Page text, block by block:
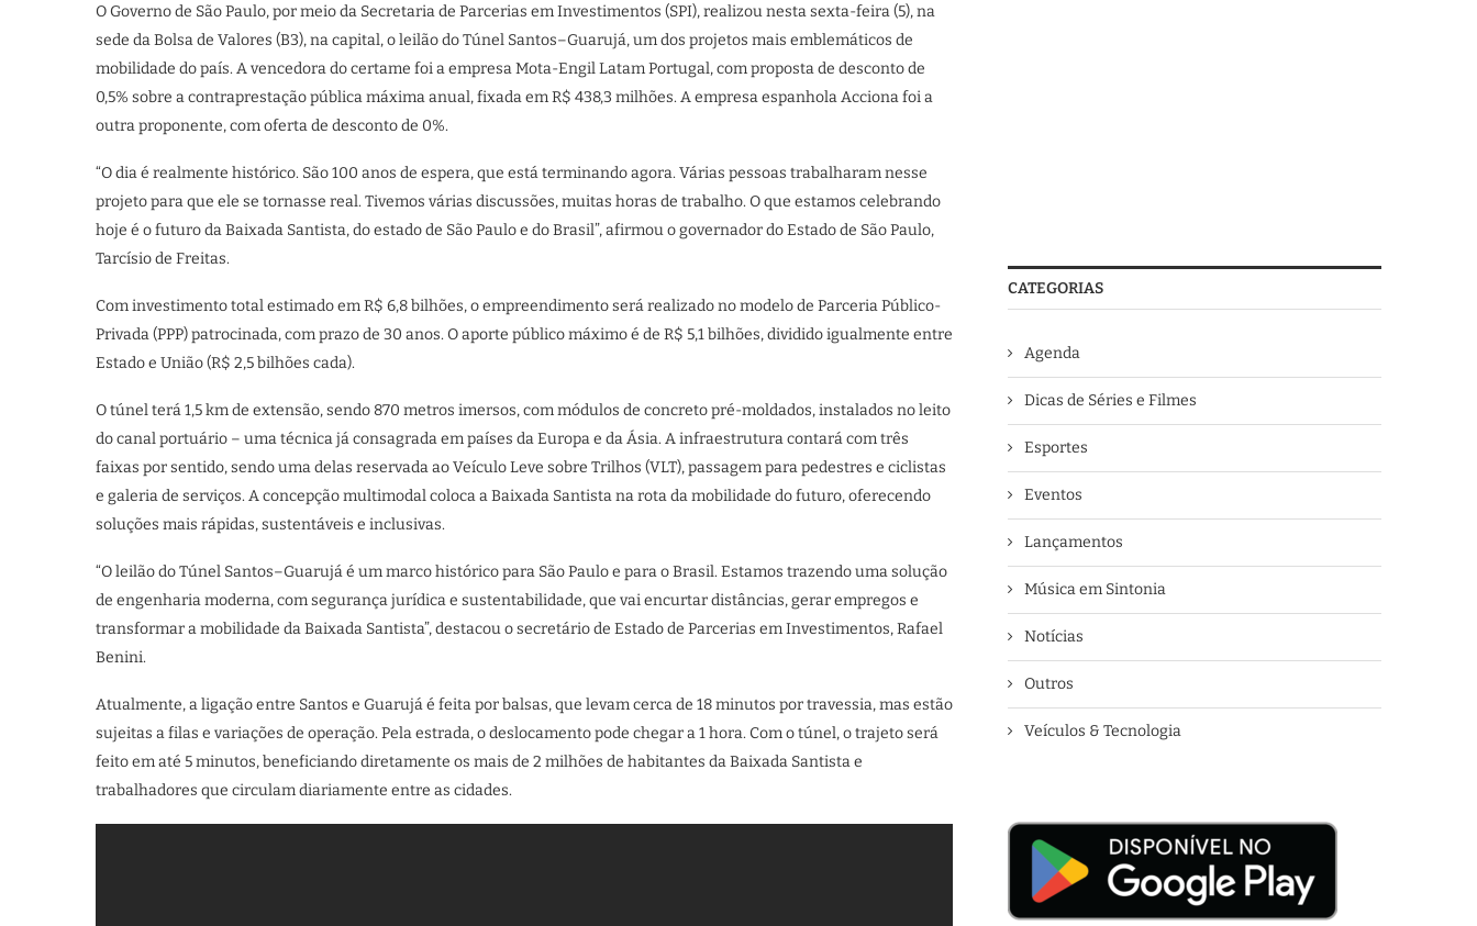
O Governo de São Paulo, por meio da Secretaria de Parcerias em Investimentos (SPI), realizou nesta sexta-feira (5), na
sede da Bolsa de Valores (B3), na capital, o leilão do Túnel Santos–Guarujá, um dos projetos mais emblemáticos de
mobilidade do país. A vencedora do certame foi a empresa Mota-Engil Latam Portugal, com proposta de desconto de
0,5% sobre a contraprestação pública máxima anual, fixada em R$ 438,3 milhões. A empresa espanhola Acciona foi a
outra proponente, com oferta de desconto de 0%.
“O dia é realmente histórico. São 100 anos de espera, que está terminando agora. Várias pessoas trabalharam nesse
projeto para que ele se tornasse real. Tivemos várias discussões, muitas horas de trabalho. O que estamos celebrando
hoje é o futuro da Baixada Santista, do estado de São Paulo e do Brasil”, afirmou o governador do Estado de São Paulo,
Tarcísio de Freitas.
Com investimento total estimado em R$ 6,8 bilhões, o empreendimento será realizado no modelo de Parceria Público-
Privada (PPP) patrocinada, com prazo de 30 anos. O aporte público máximo é de R$ 5,1 bilhões, dividido igualmente entre
Estado e União (R$ 2,5 bilhões cada).
O túnel terá 1,5 km de extensão, sendo 870 metros imersos, com módulos de concreto pré-moldados, instalados no leito
do canal portuário – uma técnica já consagrada em países da Europa e da Ásia. A infraestrutura contará com três
faixas por sentido, sendo uma delas reservada ao Veículo Leve sobre Trilhos (VLT), passagem para pedestres e ciclistas
e galeria de serviços. A concepção multimodal coloca a Baixada Santista na rota da mobilidade do futuro, oferecendo
soluções mais rápidas, sustentáveis e inclusivas.
“O leilão do Túnel Santos–Guarujá é um marco histórico para São Paulo e para o Brasil. Estamos trazendo uma solução
de engenharia moderna, com segurança jurídica e sustentabilidade, que vai encurtar distâncias, gerar empregos e
transformar a mobilidade da Baixada Santista”, destacou o secretário de Estado de Parcerias em Investimentos, Rafael
Benini.
Atualmente, a ligação entre Santos e Guarujá é feita por balsas, que levam cerca de 18 minutos por travessia, mas estão
sujeitas a filas e variações de operação. Pela estrada, o deslocamento pode chegar a 1 hora. Com o túnel, o trajeto será
feito em até 5 minutos, beneficiando diretamente os mais de 2 milhões de habitantes da Baixada Santista e
trabalhadores que circulam diariamente entre as cidades.
CATEGORIAS
Agenda
Dicas de Séries e Filmes
Esportes
Eventos
Lançamentos
Música em Sintonia
Notícias
Outros
Veículos & Tecnologia